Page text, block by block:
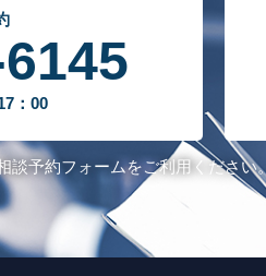
：00
予約フォームをご利用ください。